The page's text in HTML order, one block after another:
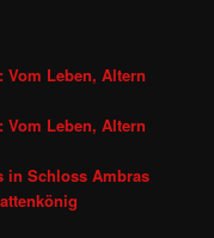
Vom Leben, Altern
Vom Leben, Altern
in Schloss Ambras